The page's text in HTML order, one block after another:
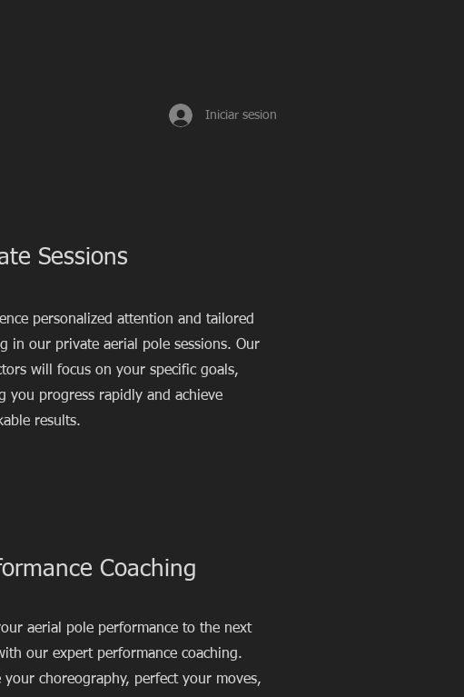
Iniciar sesion
Sessions
personalized attention and tailored
in our private aerial pole sessions. Our
will focus on your specific goals,
you progress rapidly and achieve
results.
Coaching
aerial pole performance to the next
our expert performance coaching.
your choreography, perfect your moves,